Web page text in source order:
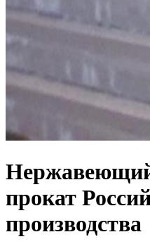
прокат
производства